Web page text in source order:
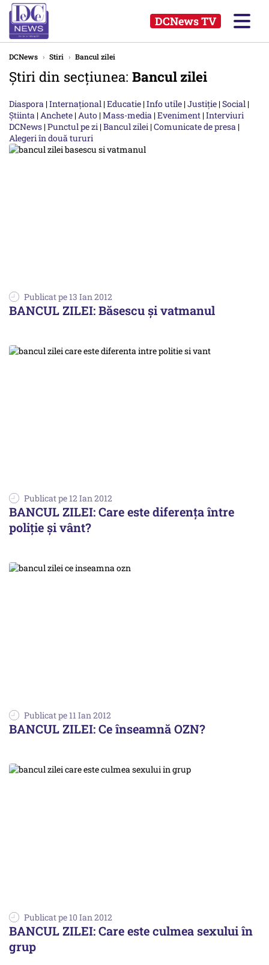
DCNews TV
DCNews › Stiri › Bancul zilei
Știri din secțiunea: Bancul zilei
Diaspora |Internațional |Educatie |Info utile |Justiție |Social |
Știinta |Anchete |Auto |Mass-media |Eveniment |Interviuri
DCNews |Punctul pe zi |Bancul zilei |Comunicate de presa |
Alegeri în două tururi
Publicat pe 13 Ian 2012
BANCUL ZILEI: Băsescu şi vatmanul
Publicat pe 12 Ian 2012
BANCUL ZILEI: Care este diferenţa între
poliţie şi vânt?
Publicat pe 11 Ian 2012
BANCUL ZILEI: Ce înseamnă OZN?
Publicat pe 10 Ian 2012
BANCUL ZILEI: Care este culmea sexului în
grup